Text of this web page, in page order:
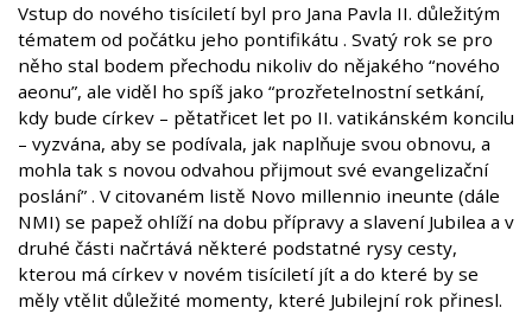
Vstup do nového tisíciletí byl pro Jana Pavla II. důležitým
tématem od počátku jeho pontifikátu . Svatý rok se pro
něho stal bodem přechodu nikoliv do nějakého “nového
aeonu”, ale viděl ho spíš jako “prozřetelnostní setkání,
kdy bude církev – pětatřicet let po II. vatikánském koncilu
– vyzvána, aby se podívala, jak naplňuje svou obnovu, a
mohla tak s novou odvahou přijmout své evangelizační
poslání” . V citovaném listě Novo millennio ineunte (dále
NMI) se papež ohlíží na dobu přípravy a slavení Jubilea a v
druhé části načrtává některé podstatné rysy cesty,
kterou má církev v novém tisíciletí jít a do které by se
měly vtělit důležité momenty, které Jubilejní rok přinesl.